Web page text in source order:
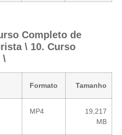
Completo de
\ 10. Curso
\
Formato Tamanho
MP4
19,217
MB